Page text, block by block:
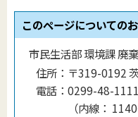
このページについての
市民生活部 環境課 廃
住所： 〒319-0192
電話： 0299-48-1111
（内線 ：